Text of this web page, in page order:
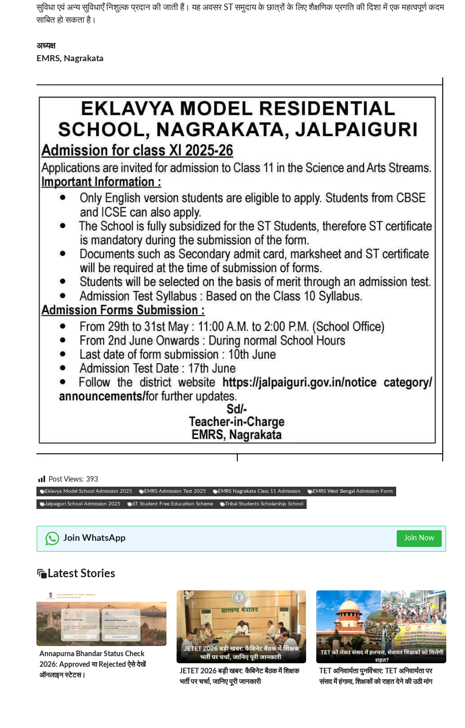
सुविधा एवं अन्य सुविधाएँ निशुल्क प्रदान की जाती हैं। यह अवसर ST समुदाय के छात्रों के लिए शैक्षणिक प्रगति की दिशा में एक महत्वपूर्ण कदम
साबित हो सकता है।
अध्यक्ष
EMRS, Nagrakata
Post Views: 393
Eklavya Model School Admission 2025 EMRS Admission Test 2025 EMRS Nagrakata Class 11 Admission EMRS West Bengal Admission Form
Jalpaiguri School Admission 2025 ST Student Free Education Scheme Tribal Students Scholarship School
Join WhatsApp Join Now
Latest Stories
Annapurna Bhandar Status Check
2026: Approved या Rejected ऐसे देखें
ऑनलाइन स्टेटस।
JETET 2026 बड़ी खबर: कैबिनेट बैठक में शिक्षक
भर्ती पर चर्चा, जानिए पूरी जानकारी
TET अनिवार्यता पुनर्विचार: TET अनिवार्यता पर
संसद में हंगामा, शिक्षकों को राहत देने की उठी मांग